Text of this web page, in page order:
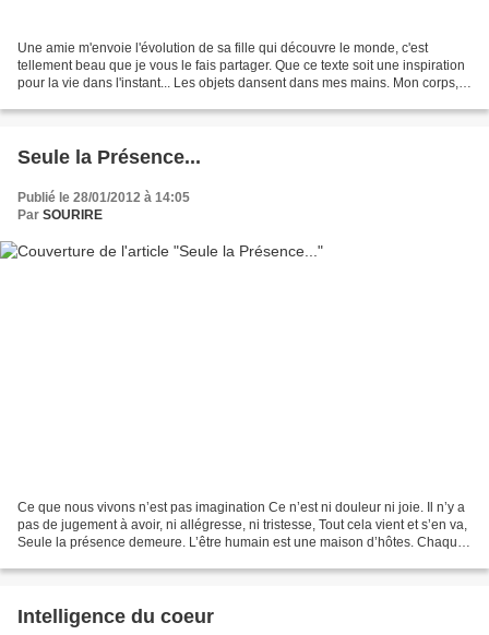
Une amie m'envoie l'évolution de sa fille qui découvre le monde, c'est
tellement beau que je vous le fais partager. Que ce texte soit une inspiration
pour la vie dans l'instant... Les objets dansent dans mes mains. Mon corps,
Seule la Présence...
Publié le 28/01/2012 à 14:05
Par SOURIRE
Ce que nous vivons n’est pas imagination Ce n’est ni douleur ni joie. Il n’y a
pas de jugement à avoir, ni allégresse, ni tristesse, Tout cela vient et s’en va,
Seule la présence demeure. L’être humain est une maison d’hôtes. Chaque
Intelligence du coeur